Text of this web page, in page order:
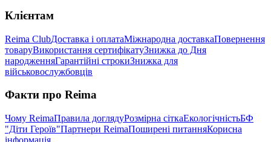
Клієнтам
Reima ClubДоставка і оплатаМіжнародна доставкаПовернення
товаруВикористання сертифікатуЗнижка до Дня
народженняГарантійні строкиЗнижка для
військовослужбовців
Факти про Reima
Чому ReimaПравила доглядуРозмірна сіткаЕкологічністьБФ
"Діти Героїв"Партнери ReimaПоширені питанняКорисна
інформація